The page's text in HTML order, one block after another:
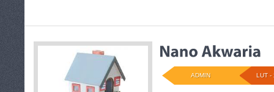
LUT -
ADMIN